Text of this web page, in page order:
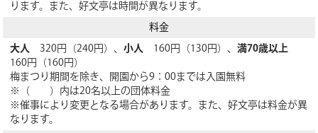
ります。また、好文亭は時間が異なります。
料金
大人 320円（240円）、小人 160円（130円）、満70歳以上
160円（160円）
梅まつり期間を除き、開園から9：00までは入園無料
※（ ）内は20名以上の団体料金
※催事により変更となる場合があります。また、好文亭は料金が異
なります。